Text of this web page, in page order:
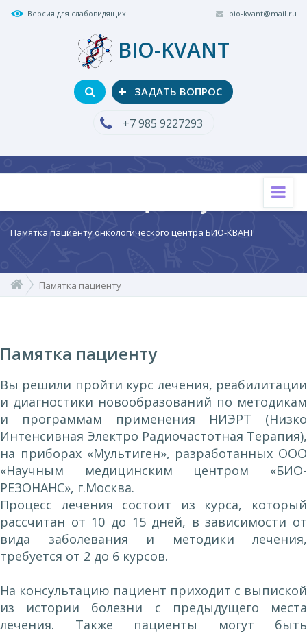
Версия для слабовидящих bio-kvant@mail.ru
BIO-KVANT
+ ЗАДАТЬ ВОПРОС
+7 985 9227293
Памятка пациенту онкологического центра БИО-КВАНТ
Памятка пациенту
Памятка пациенту
Вы решили пройти курс лечения, реабилитации
и диагностики новообразований по методикам
и программам применения НИЭРТ (Низко
Интенсивная Электро Радиочастотная Терапия),
на приборах «Мультиген», разработанных ООО
«Научным медицинским центром «БИО-
РЕЗОНАНС», г.Москва.
Процесс лечения состоит из курса, который
рассчитан от 10 до 15 дней, в зависимости от
вида заболевания и методики лечения,
требуется от 2 до 6 курсов.
На консультацию пациент приходит с выпиской
из истории болезни с предыдущего места
лечения. Также пациенты могут быть